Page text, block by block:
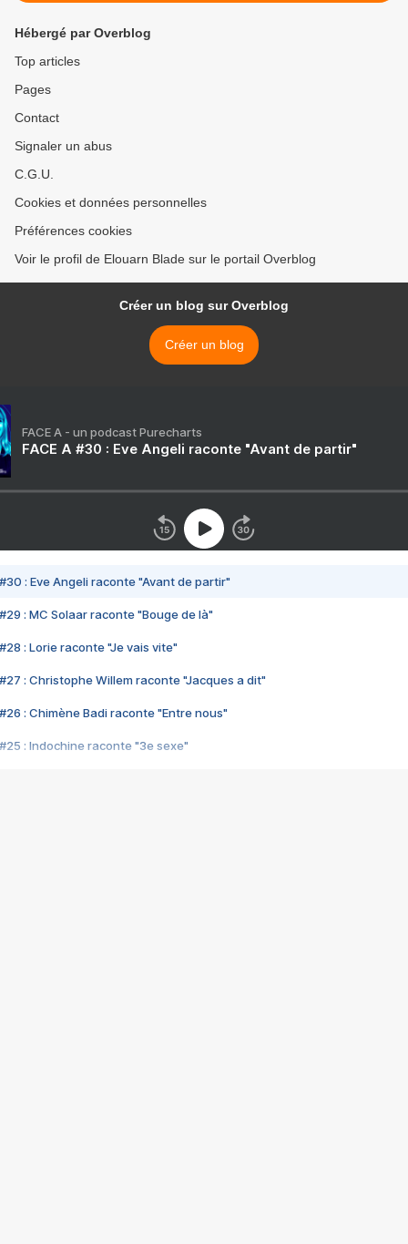
Hébergé par Overblog
Top articles
Pages
Contact
Signaler un abus
C.G.U.
Cookies et données personnelles
Préférences cookies
Voir le profil de Elouarn Blade sur le portail Overblog
Créer un blog sur Overblog
Créer un blog
FACE A - un podcast Purecharts
FACE A #30 : Eve Angeli raconte "Avant de partir"
#30 : Eve Angeli raconte "Avant de partir"
#29 : MC Solaar raconte "Bouge de là"
#28 : Lorie raconte "Je vais vite"
#27 : Christophe Willem raconte "Jacques a dit"
#26 : Chimène Badi raconte "Entre nous"
#25 : Indochine raconte "3e sexe"